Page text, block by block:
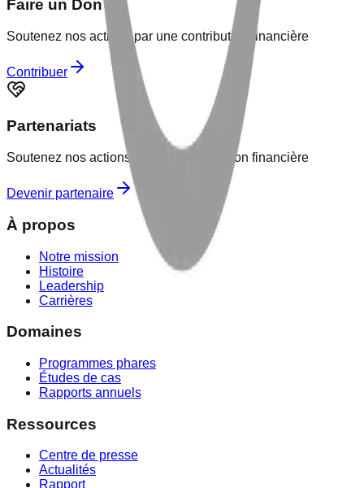
Faire un Don
Soutenez nos actions par une contribution financière
Contribuer
Partenariats
Soutenez nos actions par une contribution financière
Devenir partenaire
À propos
Notre mission
Histoire
Leadership
Carrières
Domaines
Programmes phares
Études de cas
Rapports annuels
Ressources
Centre de presse
Actualités
Rapport